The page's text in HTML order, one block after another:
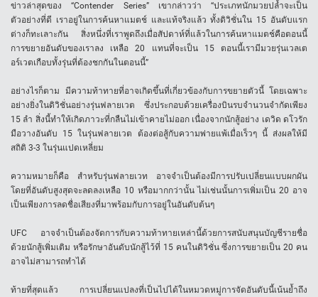
ข่าวล่าสุดของ “Contender Series” เขากล่าวว่า “ประเภทนักมวยปล้ำจะเป็น
ตัวอย่างที่ดี เราอยู่ในการค้นหาแมตช์ และแท้จริงแล้ว ทั้งดิวิชั่นใน 15 อันดับแรก
ต่างก็ทะเลาะกัน สิ่งหนึ่งที่เราพูดถึงเมื่อสัปดาห์ที่แล้วในการค้นหาแมตช์คือตอนนี้
การขยายอันดับของเราลง เหลือ 20 แทนที่จะเป็น 15 ตอนนี้เรามีมวยรุ่นเวลเต
อร์เวตเกือบทั้งรุ่นที่ต้องชกกันในตอนนี้”
อย่างไรก็ตาม มีความท้าทายที่อาจเกิดขึ้นที่เกี่ยวข้องกับการขยายตัวนี้ โดยเฉพาะ
อย่างยิ่งในดิวิชั่นอย่างรุ่นฟลายเวต ซึ่งประกอบด้วยเครื่องบินรบจำนวนจำกัดเพียง
15 ลำ สิ่งนี้ทำให้เกิดภาวะที่กลืนไม่เข้าคายไม่ออก เนื่องจากนักสู้อย่าง เดวิด ดโวรัก
มือวางอันดับ 15 ในรุ่นฟลายเวต ต้องต่อสู้กับความพ่ายแพ้เมื่อเร็วๆ นี้ ส่งผลให้มี
สถิติ 3-3 ในรุ่นแปดเหลี่ยม
ความหมายก็คือ สำหรับรุ่นฟลายเวท อาจจำเป็นต้องมีการปรับเปลี่ยนแบบผกผัน
โดยที่อันดับสูงสุดจะลดลงเหลือ 10 หรือมากกว่านั้น ไม่เช่นนั้นการเพิ่มเป็น 20 อาจ
เป็นเพียงการลดชื่อเสียงที่มาพร้อมกับการอยู่ในอันดับต้นๆ
UFC อาจจำเป็นต้องจัดการกับความท้าทายเหล่านี้ด้วยการสนับสนุนบัญชีรายชื่อ
ด้วยนักสู้เพิ่มเติม หรือรักษาอันดับนักสู้ไว้ที่ 15 คนในดิวิชั่น ซึ่งการขยายเป็น 20 คน
อาจไม่สามารถทำได้
ท้ายที่สุดแล้ว การเปลี่ยนแปลงที่เป็นไปได้ในหมวดหมู่การจัดอันดับนี้เน้นย้ำถึง